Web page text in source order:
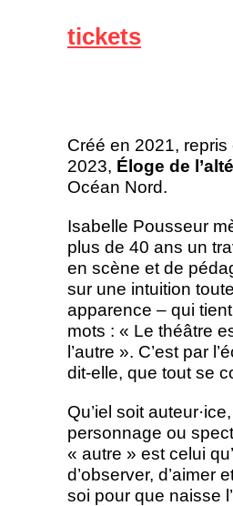
tickets
Créé en 2021, repris
2023, Éloge de
Océan Nord.
Isabelle Pousseur
plus de 40 ans un
en scène et de
sur une intuition
apparence – qui
mots : « Le théâtre
l’autre ». C’est par
dit-elle, que tout se
Qu’iel soit
personnage ou
« autre » est celui
d’observer, d’aimer
soi pour que naisse